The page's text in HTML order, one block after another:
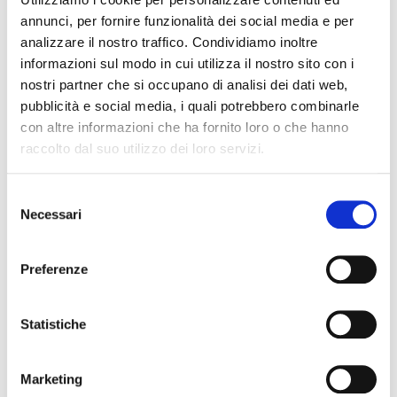
annunci, per fornire funzionalità dei social media e per
analizzare il nostro traffico. Condividiamo inoltre
informazioni sul modo in cui utilizza il nostro sito con i
nostri partner che si occupano di analisi dei dati web,
pubblicità e social media, i quali potrebbero combinarle
con altre informazioni che ha fornito loro o che hanno
raccolto dal suo utilizzo dei loro servizi.
delNecessari
Preferenze
Statistiche
Marketing
viene spesso raggiunta con l’inserimento in
formula di complessi attivi ad azione
snellente che rallentano la formazione di
nuove cellule adipose, prevengono
l’assorbimento dei grassi e ne stimolano la
combustione, riducendo i segni visibili della
cellulite. Complessi di ingredienti unici che
solitamente le aziende tengono a tenere
Asiatica, Fucus, Caffeina, Rusco, Edera e
Betulla
utilizzati in commercio.
daglioli essenziali
, spesso inseriti nelle
come potenziamento
soprannominati. Ecco quelli più preziosi: